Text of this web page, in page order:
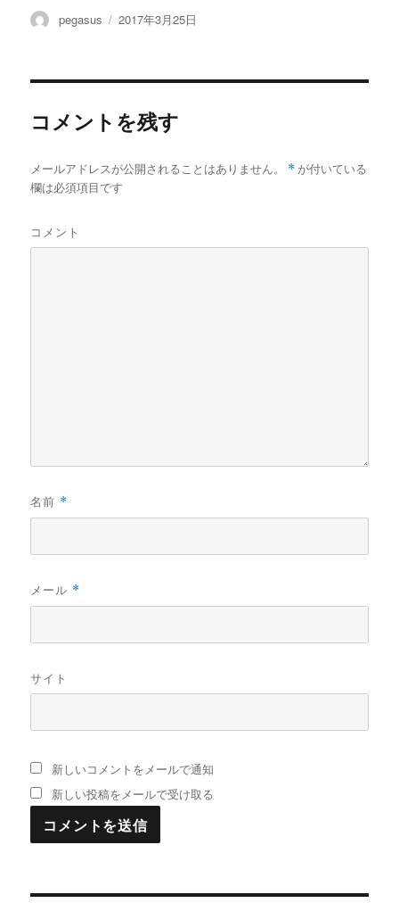
投
pegasus
投
2017年3月25日
コメントを残す
メールアドレスが公開されることはありません。 * が付いている
欄は必須項目です
コメント
名前 *
メール *
サイト
新しいコメントをメールで通知
新しい投稿をメールで受け取る